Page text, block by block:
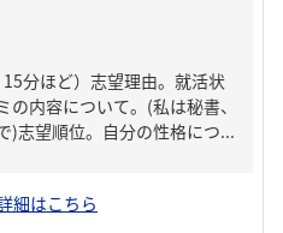
分ほど）志望理由。就活状
内容について。(私は秘書、
)志望順位。自分の性格につ...
細はこちら